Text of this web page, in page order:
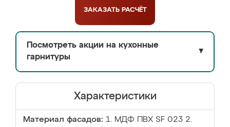
ЗАКАЗАТЬ РАСЧЁТ
Посмотреть акции на кухонные
гарнитуры
▼
Характеристики
Материал фасадов: 1. МДФ ПВХ SF 023 2.